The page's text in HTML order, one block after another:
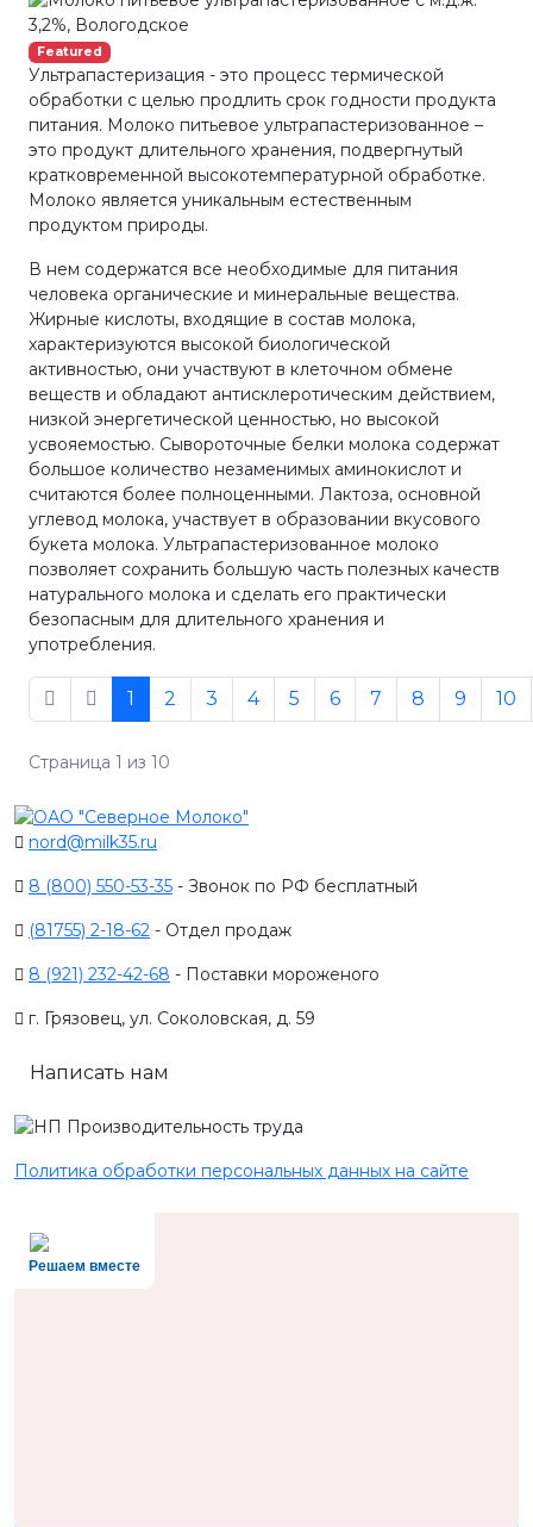
Featured
Ультрапастеризация - это процесс термической
обработки с целью продлить срок годности продукта
питания. Молоко питьевое ультрапастеризованное –
это продукт длительного хранения, подвергнутый
кратковременной высокотемпературной обработке.
Молоко является уникальным естественным
продуктом природы.
В нем содержатся все необходимые для питания
человека органические и минеральные вещества.
Жирные кислоты, входящие в состав молока,
характеризуются высокой биологической
активностью, они участвуют в клеточном обмене
веществ и обладают антисклеротическим действием,
низкой энергетической ценностью, но высокой
усвояемостью. Сывороточные белки молока содержат
большое количество незаменимых аминокислот и
считаются более полноценными. Лактоза, основной
углевод молока, участвует в образовании вкусового
букета молока. Ультрапастеризованное молоко
позволяет сохранить большую часть полезных качеств
натурального молока и сделать его практически
безопасным для длительного хранения и
употребления.
1 2 3 4 5 6 7 8 9 10
Страница 1 из 10
nord@milk35.ru
8 (800) 550-53-35 - Звонок по РФ бесплатный
(81755) 2-18-62 - Отдел продаж
8 (921) 232-42-68 - Поставки мороженого
г. Грязовец, ул. Соколовская, д. 59
Написать нам
Политика обработки персональных данных на сайте
Решаем вместе